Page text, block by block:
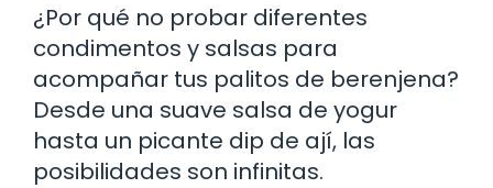
¿Por qué no probar diferentes
condimentos y salsas para
acompañar tus palitos de berenjena?
Desde una suave salsa de yogur
hasta un picante dip de ají, las
posibilidades son infinitas.